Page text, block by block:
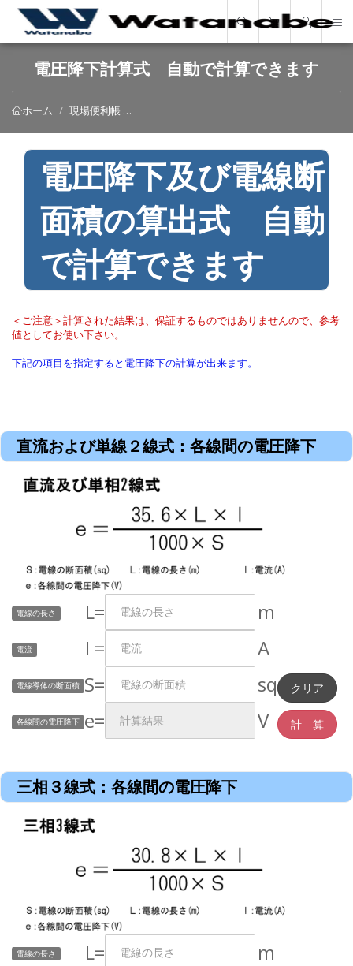
電圧降下計算式 自動で計算できます
ホーム 現場便利帳
電圧降下及び電線断
面積の算出式 自動
で計算できます
＜ご注意＞計算された結果は、保証するものではありませんので、参考
値としてお使い下さい。
下記の項目を指定すると電圧降下の計算が出来ます。
直流および単線２線式：各線間の電圧降下
電線の長さ L= m
電流 I = A
電線導体の断面積 S= sq
各線間の電圧降下 e= V
三相３線式：各線間の電圧降下
電線の長さ L= m